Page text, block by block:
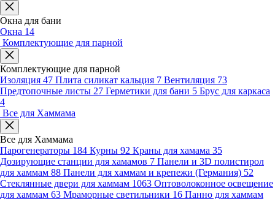
Окна для бани
Окна 14
Комплектующие для парной
Комплектующие для парной
Изоляция 47 Плита силикат кальция 7 Вентиляция 73
Предтопочные листы 27 Герметики для бани 5 Брус для каркаса
4
Все для Хаммама
Все для Хаммама
Парогенераторы 184 Курны 92 Краны для хамама 35
Дозирующие станции для хамамов 7 Панели и 3D полистирол
для хаммам 88 Панели для хаммам и крепежи (Германия) 52
Стеклянные двери для хаммам 1063 Оптоволоконное освещение
для хаммам 63 Мраморные светильники 16 Панно для хаммам